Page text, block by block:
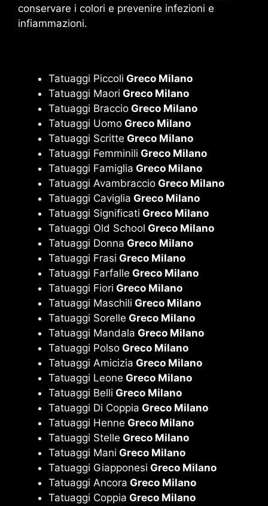
conservare i colori e prevenire infezioni e
infiammazioni.
Tatuaggi Piccoli Greco Milano
Tatuaggi Maori Greco Milano
Tatuaggi Braccio Greco Milano
Tatuaggi Uomo Greco Milano
Tatuaggi Scritte Greco Milano
Tatuaggi Femminili Greco Milano
Tatuaggi Famiglia Greco Milano
Tatuaggi Avambraccio Greco Milano
Tatuaggi Caviglia Greco Milano
Tatuaggi Significati Greco Milano
Tatuaggi Old School Greco Milano
Tatuaggi Donna Greco Milano
Tatuaggi Frasi Greco Milano
Tatuaggi Farfalle Greco Milano
Tatuaggi Fiori Greco Milano
Tatuaggi Maschili Greco Milano
Tatuaggi Sorelle Greco Milano
Tatuaggi Mandala Greco Milano
Tatuaggi Polso Greco Milano
Tatuaggi Amicizia Greco Milano
Tatuaggi Leone Greco Milano
Tatuaggi Belli Greco Milano
Tatuaggi Di Coppia Greco Milano
Tatuaggi Henne Greco Milano
Tatuaggi Stelle Greco Milano
Tatuaggi Mani Greco Milano
Tatuaggi Giapponesi Greco Milano
Tatuaggi Ancora Greco Milano
Tatuaggi Coppia Greco Milano